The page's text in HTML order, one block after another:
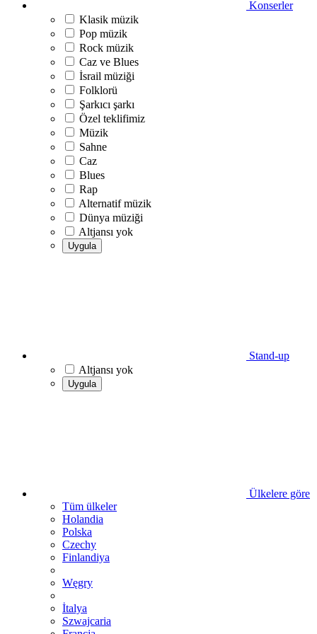
Konserler
Klasik müzik
Pop müzik
Rock müzik
Caz ve Blues
İsrail müziği
Folklorü
Şarkıcı şarkı
Özel teklifimiz
Müzik
Sahne
Caz
Blues
Rap
Alternatif müzik
Dünya müziği
Altjansı yok
Uygula
Stand-up
Altjansı yok
Uygula
Ülkelere göre
Tüm ülkeler
Holandia
Polska
Czechy
Finlandiya
Węgry
İtalya
Szwajcaria